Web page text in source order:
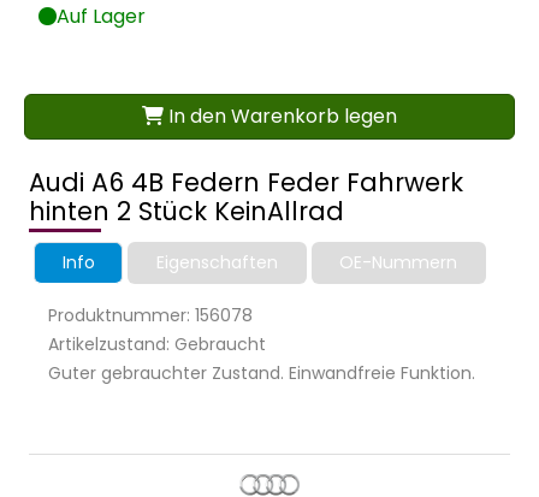
Audi A6 4B Federn Feder Fahrwerk
hinten 2 Stück KeinAllrad
Info Eigenschaften OE-Nummern
Produktnummer: 156078
Artikelzustand: Gebraucht
Guter gebrauchter Zustand. Einwandfreie Funktion.
Auf Lager
In den Warenkorb legen